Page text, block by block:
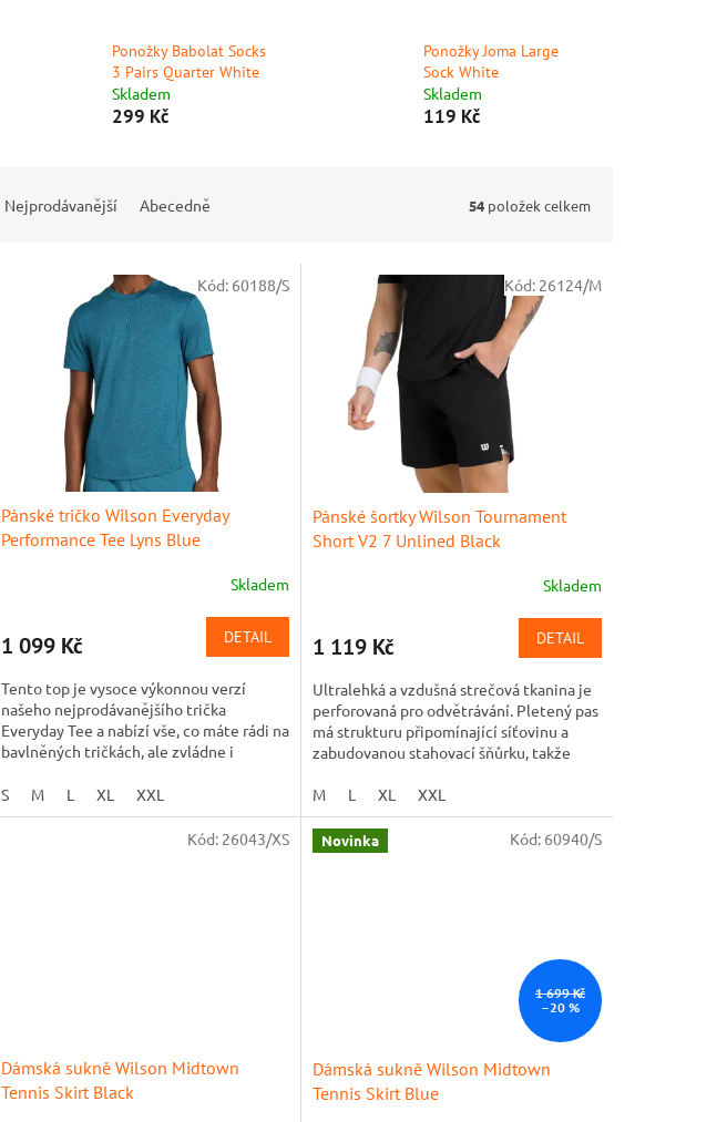
Ponožky Babolat Socks
3 Pairs Quarter White
Skladem
299 Kč
Ponožky Joma Large
Sock White
Skladem
119 Kč
Nejprodávanější Abecedně 54 položek celkem
Pánské tričko Wilson Everyday
Performance Tee Lyns Blue
Skladem
1 099 Kč DETAIL
Tento top je vysoce výkonnou verzí
našeho nejprodávanějšího trička
Everyday Tee a nabízí vše, co máte rádi na
bavlněných tričkách, ale zvládne i
S
M L XL XXL
Kód: 60188/S
Pánské šortky Wilson Tournament
Short V2 7 Unlined Black
Skladem
1 119 Kč DETAIL
Ultralehká a vzdušná strečová tkanina je
perforovaná pro odvětrávání. Pletený pas
má strukturu připomínající síťovinu a
zabudovanou stahovací šňůrku, takže
M
L XL XXL
Kód: 26124/M
Dámská sukně Wilson Midtown
Tennis Skirt Black
Kód: 26043/XS Novinka
1 699 Kč
–20 %
Dámská sukně Wilson Midtown
Tennis Skirt Blue
Kód: 60940/S